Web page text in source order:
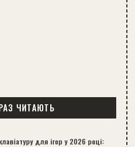
ЧИТАЮТЬ
для ігор у 2026 році: